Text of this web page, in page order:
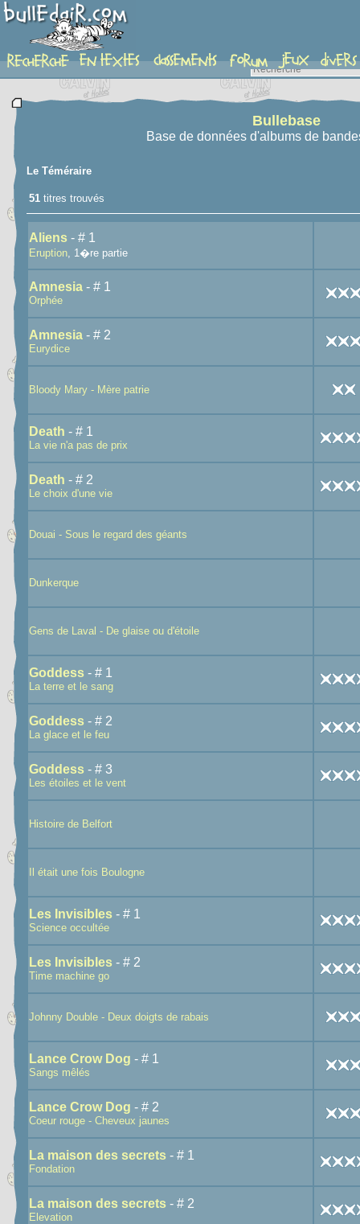
recherche
Bullebase
Base de données d'albums de
Le Téméraire
51 titres trouvés
Aliens - # 1
Eruption, 1�re partie
Amnesia - # 1
Orphée
Amnesia - # 2
Eurydice
Bloody Mary - Mère patrie
Death - # 1
La vie n'a pas de prix
Death - # 2
Le choix d'une vie
Douai - Sous le regard des géants
Dunkerque
Gens de Laval - De glaise ou d'étoile
Goddess - # 1
La terre et le sang
Goddess - # 2
La glace et le feu
Goddess - # 3
Les étoiles et le vent
Histoire de Belfort
Il était une fois Boulogne
Les Invisibles - # 1
Science occultée
Les Invisibles - # 2
Time machine go
Johnny Double - Deux doigts de rabais
Lance Crow Dog - # 1
Sangs mêlés
Lance Crow Dog - # 2
Coeur rouge - Cheveux jaunes
La maison des secrets - # 1
Fondation
La maison des secrets - # 2
Elevation